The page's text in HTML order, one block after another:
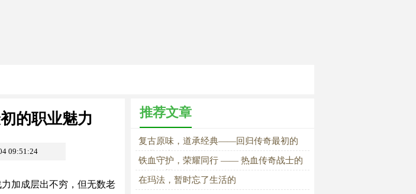
的职业魅力
09:51:24
加成层出不穷，但无数老
推荐文章
复古原味，道承经典——回归传奇最初的
职业魅力
铁血守护，荣耀同行 —— 热血传奇战士的
团队脊梁
在玛法，暂时忘了生活的